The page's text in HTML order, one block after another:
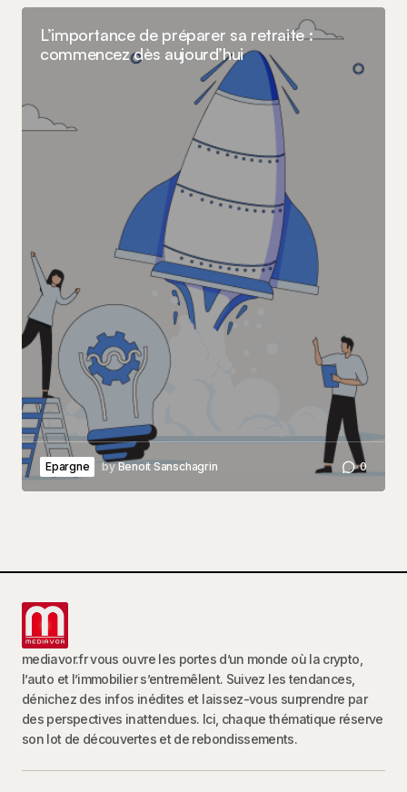
L’importance de préparer sa retraite :
commencez dès aujourd’hui
Epargne byBenoit Sanschagrin 0
mediavor.fr vous ouvre les portes d’un monde où la crypto,
l’auto et l’immobilier s’entremêlent. Suivez les tendances,
dénichez des infos inédites et laissez-vous surprendre par
des perspectives inattendues. Ici, chaque thématique réserve
son lot de découvertes et de rebondissements.